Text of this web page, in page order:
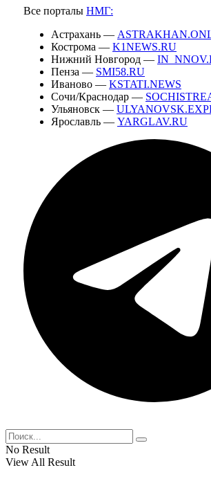
Все порталы НМГ:
Астрахань —
Кострома — K1NEWS.RU
Нижний Новгород —
Пенза — SMI58.RU
Иваново — KSTATI.NEWS
Сочи/Краснодар —
Ульяновск —
Ярославль — YARGLAV.RU
No Result
View All Result